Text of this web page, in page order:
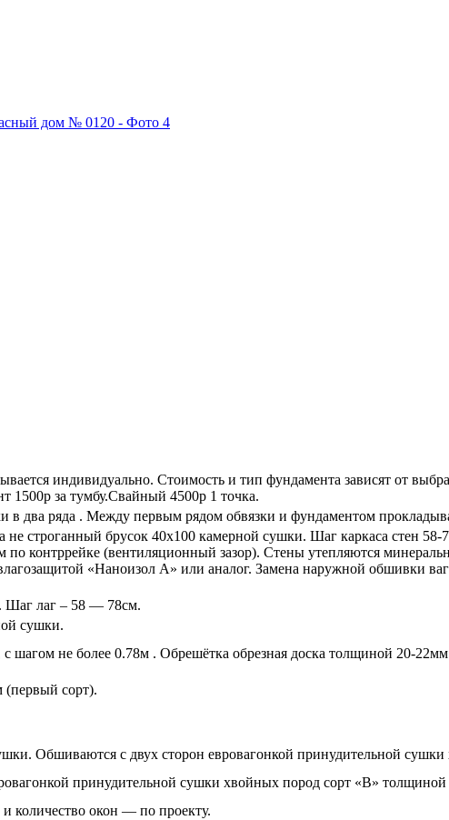
индивидуально. Стоимость и тип фундамента зависят от
1500р за тумбу.Свайный 4500р 1 точка.
два ряда . Между первым рядом обвязки и фундаментом
не строганный брусок 40х100 камерной сушки. Шаг каркаса стен
контррейке (вентиляционный зазор). Стены утепляются
«Наноизол А» или аналог. Замена наружной обшивки
Шаг лаг – 58 — 78см.
сушки.
шагом не более 0.78м . Обрешётка обрезная доска толщиной 20-
(первый сорт).
Обшиваются с двух сторон евровагонкой принудительной
принудительной сушки хвойных пород сорт «В»
количество окон — по проекту.